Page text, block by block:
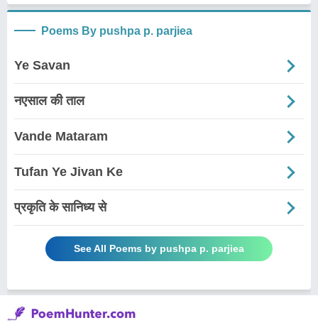
Poems By pushpa p. parjiea
Ye Savan
नएसाल की ताल
Vande Mataram
Tufan Ye Jivan Ke
प्रकृति के सानिध्य से
See All Poems by pushpa p. parjiea